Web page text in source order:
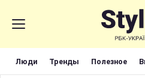
Люди Тренды Полезное